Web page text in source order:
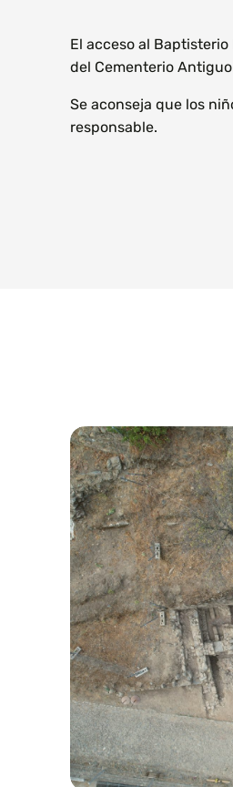
El acceso al
del Cementerio
Se aconseja que los
responsable.